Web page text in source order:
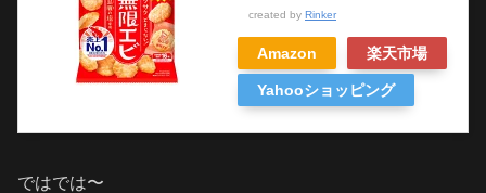
created by Rinker
Amazon 楽天市場
Yahooショッピング
ではでは〜